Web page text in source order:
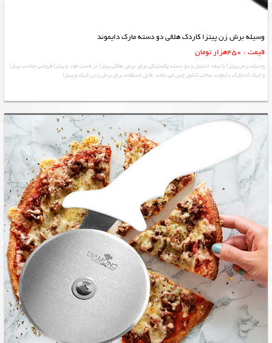
وسیله برش زن پیتزا کاردک هلالی دو دسته مارک دایموند
قیمت : 450هزار تومان
وسیله برش پیتزا با تیغه استیل و دو دسته پلاستیکی برای برش هلالی پیتزا در فست فود و پیتزا فروشی مناسب پیتزا
و کیک که مارک دایموند ساخت کشور چین می باشد. قابل استفاده برای برش زدن کیک و پیتزا